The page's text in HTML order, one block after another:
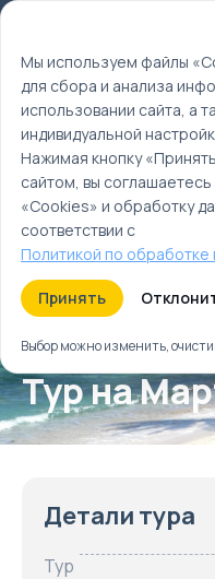
Главная
Туры
Тур на Мартинику
Тур на
Детали тура
Тур
Мы используем файлы
для сбора и анализа
использовании сайта, а
индивидуальной
Нажимая кнопку
сайтом, вы
«Cookies» и обработку
соответствии с
Политикой по
Принять
Выбор можно изменить,